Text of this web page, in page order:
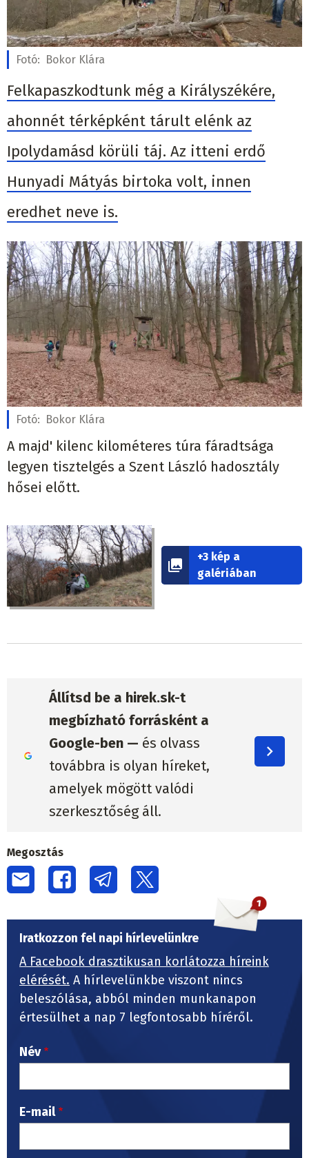
Fotó: Bokor Klára
Felkapaszkodtunk még a Királyszékére,
ahonnét térképként tárult elénk az
Ipolydamásd körüli táj. Az itteni erdő
Hunyadi Mátyás birtoka volt, innen
eredhet neve is.
Fotó: Bokor Klára
A majd' kilenc kilométeres túra fáradtsága
legyen tisztelgés a Szent László hadosztály
hősei előtt.
+3 kép a
galériában
Állítsd be a hirek.sk-t
megbízható forrásként a
Google-ben — és olvass
továbbra is olyan híreket,
amelyek mögött valódi
szerkesztőség áll.
Megosztás
Iratkozzon fel napi hírlevelünkre
A Facebook drasztikusan korlátozza híreink
elérését. A hírlevelünkbe viszont nincs
beleszólása, abból minden munkanapon
értesülhet a nap 7 legfontosabb híréről.
Név
E-mail